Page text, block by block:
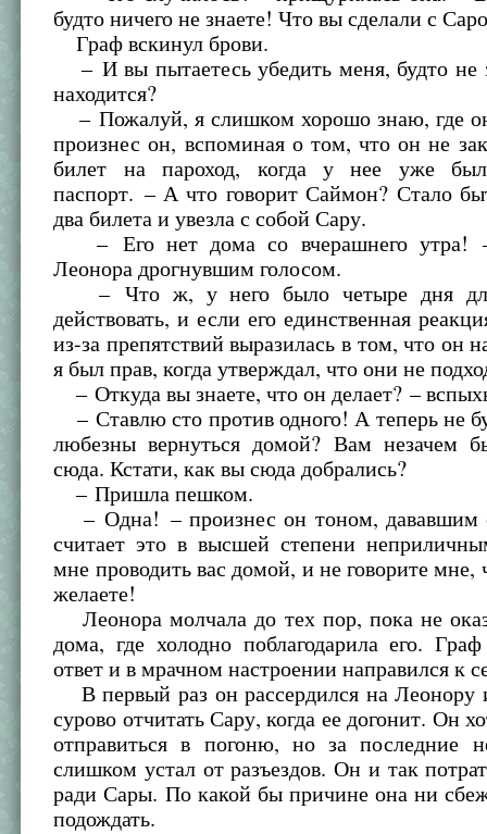
будто ничего не знаете! Что вы сделали с
Граф вскинул брови.
– И вы пытаетесь убедить меня, будто не
находится?
– Пожалуй, я слишком хорошо знаю, где
произнес он, вспоминая о том, что он не
билет на пароход, когда у нее уже был
паспорт. – А что говорит Саймон? Стало
два билета и увезла с собой Сару.
– Его нет дома со вчерашнего утра! –
Леонора дрогнувшим голосом.
– Что ж, у него было четыре дня
действовать, и если его единственная
из-за препятствий выразилась в том, что он
я был прав, когда утверждал, что они не
– Откуда вы знаете, что он делает? –
– Ставлю сто против одного! А теперь не
любезны вернуться домой? Вам незачем
сюда. Кстати, как вы сюда добрались?
– Пришла пешком.
– Одна! – произнес он тоном, дававшим
считает это в высшей степени
мне проводить вас домой, и не говорите мне,
желаете!
Леонора молчала до тех пор, пока не
дома, где холодно поблагодарила его.
ответ и в мрачном настроении направился к
В первый раз он рассердился на Леонору
сурово отчитать Сару, когда ее догонит. Он
отправиться в погоню, но за последние
слишком устал от разъездов. Он и так
ради Сары. По какой бы причине она ни
подождать.